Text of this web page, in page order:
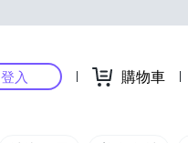
登入 購物車